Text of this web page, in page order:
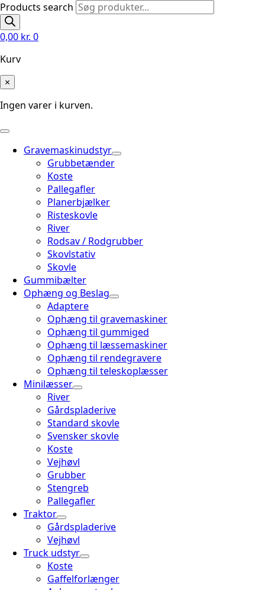
Products search
0,00 kr. 0
Kurv
×
Ingen varer i kurven.
Gravemaskinudstyr
Grubbetænder
Koste
Pallegafler
Planerbjælker
Risteskovle
River
Rodsav / Rodgrubber
Skovlstativ
Skovle
Gummibælter
Ophæng og Beslag
Adaptere
Ophæng til gravemaskiner
Ophæng til gummiged
Ophæng til læssemaskiner
Ophæng til rendegravere
Ophæng til teleskoplæsser
Minilæsser
River
Gårdspladerive
Standard skovle
Svensker skovle
Koste
Vejhøvl
Grubber
Stengreb
Pallegafler
Traktor
Gårdspladerive
Vejhøvl
Truck udstyr
Koste
Gaffelforlænger